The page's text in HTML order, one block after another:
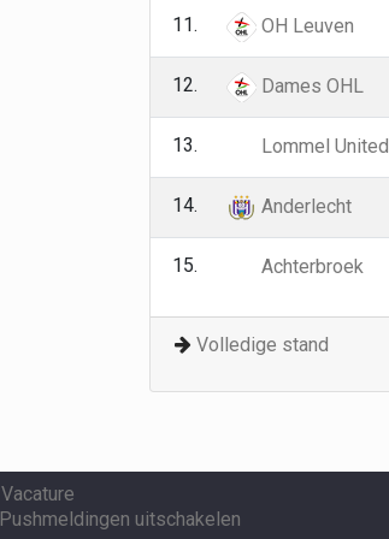
11. OH Leuven
12. Dames OHL
13. Lommel United
14. Anderlecht
15. Achterbroek
Volledige stand
Vacature
Pushmeldingen uitschakelen